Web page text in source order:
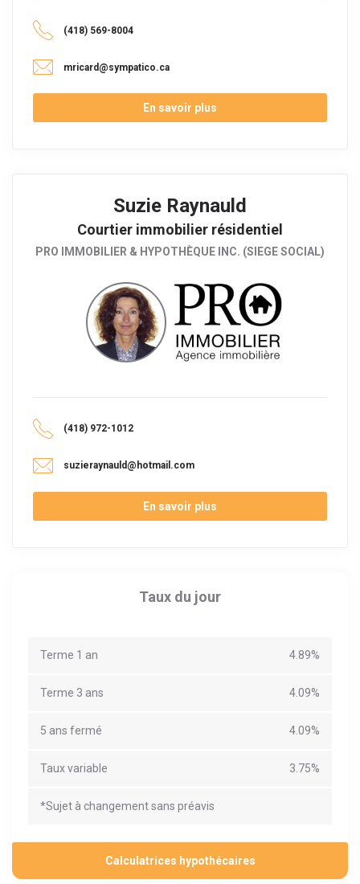
(418) 569-8004
mricard@sympatico.ca
En savoir plus
Suzie Raynauld
Courtier immobilier résidentiel
PRO IMMOBILIER & HYPOTHÈQUE INC. (SIEGE SOCIAL)
(418) 972-1012
suzieraynauld@hotmail.com
En savoir plus
Taux du jour
Terme 1 an 4.89%
Terme 3 ans 4.09%
5 ans fermé 4.09%
Taux variable 3.75%
*Sujet à changement sans préavis
Calculatrices hypothécaires